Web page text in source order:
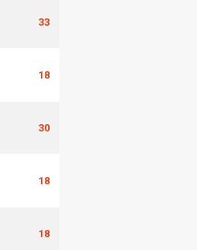
33
18
30
18
18